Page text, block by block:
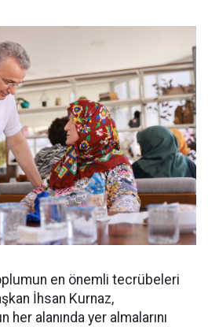
en önemli tecrübeleri
İhsan Kurnaz,
her alanında yer almalarını